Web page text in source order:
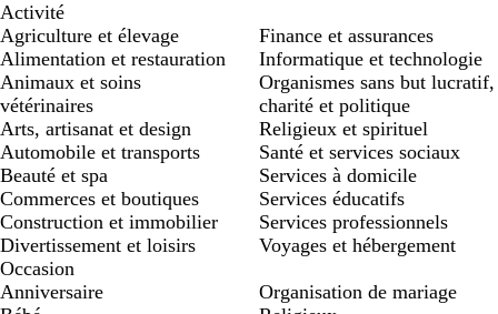
Activité
Agriculture et élevage
Alimentation et restauration
Animaux et soins
vétérinaires
Arts, artisanat et design
Automobile et transports
Beauté et spa
Commerces et boutiques
Construction et immobilier
Divertissement et loisirs
Finance et assurances
Informatique et technologie
Organismes sans but lucratif,
charité et politique
Religieux et spirituel
Santé et services sociaux
Services à domicile
Services éducatifs
Services professionnels
Voyages et hébergement
Occasion
Anniversaire
Organisation de mariage